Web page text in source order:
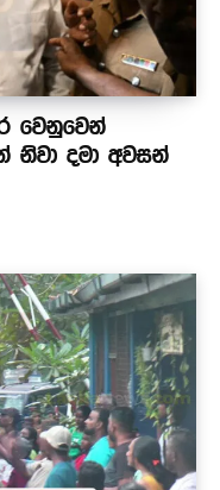
වෙනුවෙන්
දමා අවසන්